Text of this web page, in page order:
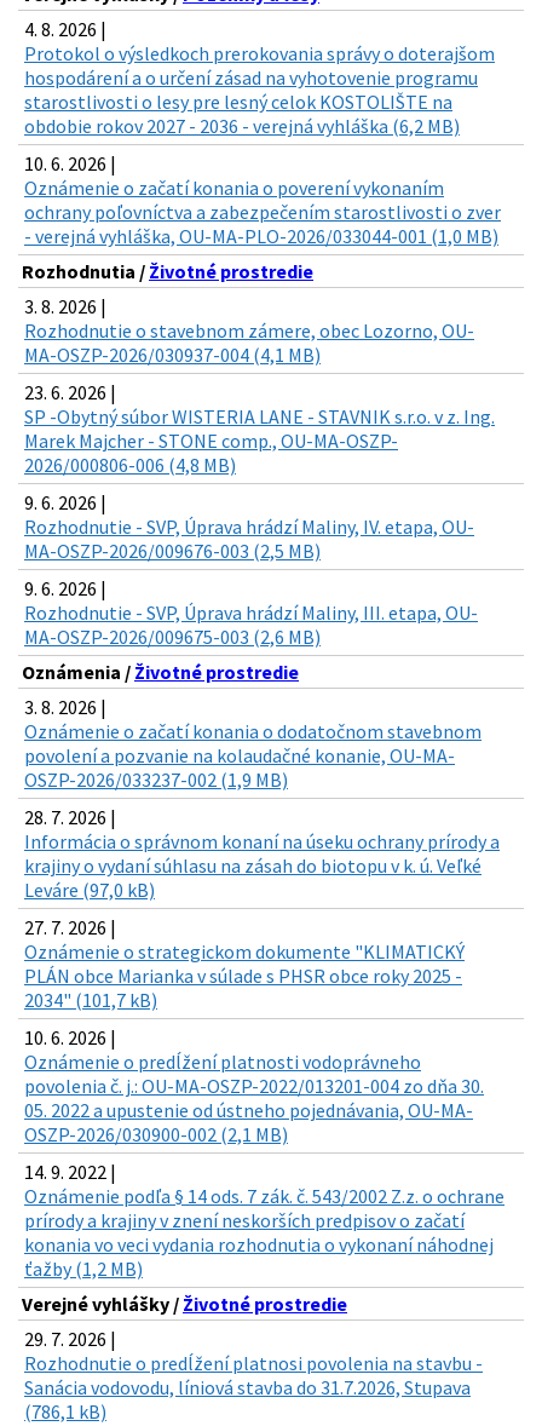
4. 8. 2026 |
Protokol o výsledkoch prerokovania správy o doterajšom
hospodárení a o určení zásad na vyhotovenie programu
starostlivosti o lesy pre lesný celok KOSTOLIŠTE na
obdobie rokov 2027 - 2036 - verejná vyhláška (6,2 MB)
10. 6. 2026 |
Oznámenie o začatí konania o poverení vykonaním
ochrany poľovníctva a zabezpečením starostlivosti o zver
- verejná vyhláška, OU-MA-PLO-2026/033044-001 (1,0 MB)
Rozhodnutia / Životné prostredie
3. 8. 2026 |
Rozhodnutie o stavebnom zámere, obec Lozorno, OU-
MA-OSZP-2026/030937-004 (4,1 MB)
23. 6. 2026 |
SP -Obytný súbor WISTERIA LANE - STAVNIK s.r.o. v z. Ing.
Marek Majcher - STONE comp., OU-MA-OSZP-
2026/000806-006 (4,8 MB)
9. 6. 2026 |
Rozhodnutie - SVP, Úprava hrádzí Maliny, IV. etapa, OU-
MA-OSZP-2026/009676-003 (2,5 MB)
9. 6. 2026 |
Rozhodnutie - SVP, Úprava hrádzí Maliny, III. etapa, OU-
MA-OSZP-2026/009675-003 (2,6 MB)
Oznámenia / Životné prostredie
3. 8. 2026 |
Oznámenie o začatí konania o dodatočnom stavebnom
povolení a pozvanie na kolaudačné konanie, OU-MA-
OSZP-2026/033237-002 (1,9 MB)
28. 7. 2026 |
Informácia o správnom konaní na úseku ochrany prírody a
krajiny o vydaní súhlasu na zásah do biotopu v k. ú. Veľké
Leváre (97,0 kB)
27. 7. 2026 |
Oznámenie o strategickom dokumente "KLIMATICKÝ
PLÁN obce Marianka v súlade s PHSR obce roky 2025 -
2034" (101,7 kB)
10. 6. 2026 |
Oznámenie o predĺžení platnosti vodoprávneho
povolenia č. j.: OU-MA-OSZP-2022/013201-004 zo dňa 30.
05. 2022 a upustenie od ústneho pojednávania, OU-MA-
OSZP-2026/030900-002 (2,1 MB)
14. 9. 2022 |
Oznámenie podľa § 14 ods. 7 zák. č. 543/2002 Z.z. o ochrane
prírody a krajiny v znení neskorších predpisov o začatí
konania vo veci vydania rozhodnutia o vykonaní náhodnej
ťažby (1,2 MB)
Verejné vyhlášky / Životné prostredie
29. 7. 2026 |
Rozhodnutie o predĺžení platnosi povolenia na stavbu -
Sanácia vodovodu, líniová stavba do 31.7.2026, Stupava
(786,1 kB)